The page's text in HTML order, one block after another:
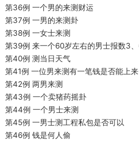
第36例 一个男的来测财运
第37例 一男的来测卦
第38例 一女士来测
第39例 来一个60岁左右的男士报数3
第40例 测当日天气
第41例 一位男来测有一笔钱是否能上来
第42例 两男来测
第43例 一个卖猪药摇卦
第44例 一个男士来测
第45例 一男士测工程私包是否可以
第46例 钱是何人偷